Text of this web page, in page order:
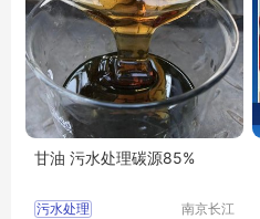
甘油 污水处理碳源85%
污水处理
南京长江